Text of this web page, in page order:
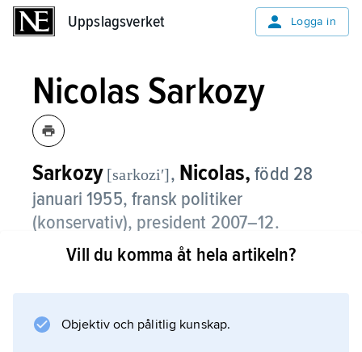
Uppslagsverket Logga in
Nicolas Sarkozy
Sarkozy [sarkoziʹ], Nicolas, född 28
januari 1955, fransk politiker
(konservativ), president 2007–12.
Nicolas Sarkozy engagerade sig tidigt i
och invaldes i nationalförsamlingen 1988.
Vill du komma åt hela artikeln?
Objektiv och pålitlig kunskap.